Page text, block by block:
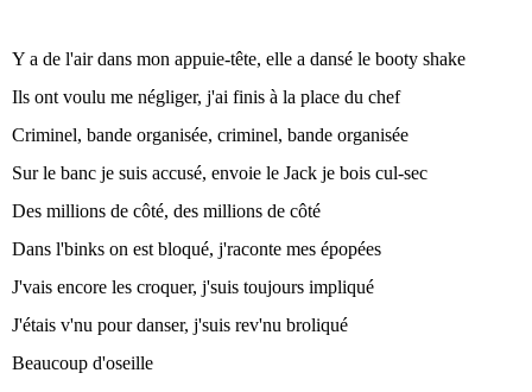
Y a de l'air dans mon appuie-tête, elle a dansé le booty shake
Ils ont voulu me négliger, j'ai finis à la place du chef
Criminel, bande organisée, criminel, bande organisée
Sur le banc je suis accusé, envoie le Jack je bois cul-sec
Des millions de côté, des millions de côté
Dans l'binks on est bloqué, j'raconte mes épopées
J'vais encore les croquer, j'suis toujours impliqué
J'étais v'nu pour danser, j'suis rev'nu broliqué
Beaucoup d'oseille